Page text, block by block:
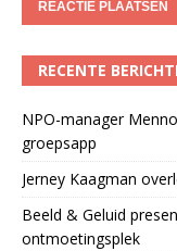
RECENTE
NPO-manager
groepsapp
Jerney Kaagman
Beeld & Geluid
ontmoetingsplek